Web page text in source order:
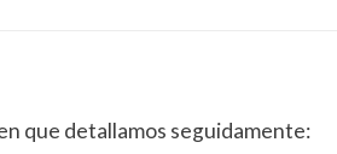
que detallamos seguidamente: